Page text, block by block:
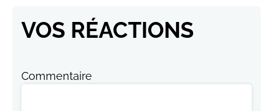
VOS RÉACTIONS
Commentaire